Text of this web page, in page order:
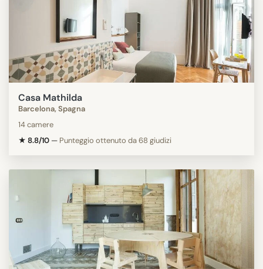
Casa Mathilda
Barcelona, Spagna
14 camere
★ 8.8/10 — Punteggio ottenuto da 68 giudizi